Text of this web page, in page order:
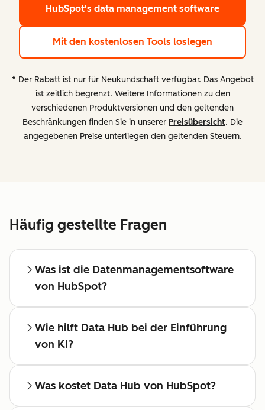
HubSpot's data management software
Mit den kostenlosen Tools loslegen
* Der Rabatt ist nur für Neukundschaft verfügbar. Das Angebot
ist zeitlich begrenzt. Weitere Informationen zu den
verschiedenen Produktversionen und den geltenden
Beschränkungen finden Sie in unserer Preisübersicht. Die
angegebenen Preise unterliegen den geltenden Steuern.
Häufig gestellte Fragen
Was ist die Datenmanagementsoftware
von HubSpot?
Wie hilft Data Hub bei der Einführung
von KI?
Was kostet Data Hub von HubSpot?